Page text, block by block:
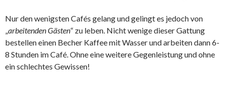
Nur den wenigsten Cafés gelang und gelingt es jedoch von
„arbeitenden Gästen“ zu leben. Nicht wenige dieser Gattung
bestellen einen Becher Kaffee mit Wasser und arbeiten dann 6-
8 Stunden im Café. Ohne eine weitere Gegenleistung und ohne
ein schlechtes Gewissen!